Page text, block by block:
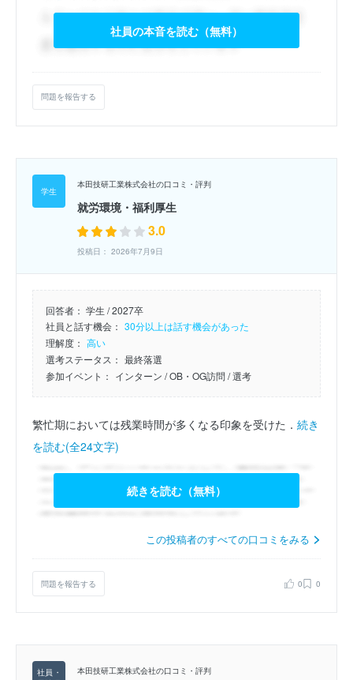
社員の本音を読む（無料）
問題を報告する
本田技研工業株式会社の口コミ・評判
就労環境・福利厚生
3.0
投稿日： 2026年7月9日
回答者： 学生 / 2027卒
社員と話す機会： 30分以上は話す機会があった
理解度： 高い
選考ステータス： 最終落選
参加イベント： インターン / OB・OG訪問/ 選考
繁忙期においては残業時間が多くなる印象を受けた． 続き
を読む(全24文字)
続きを読む（無料）
この投稿者のすべての口コミをみる
問題を報告する 0 0
本田技研工業株式会社の口コミ・評判